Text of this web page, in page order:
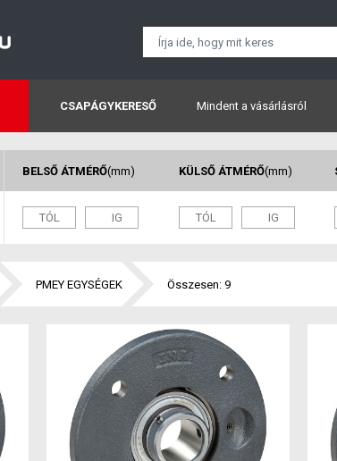
CSAPÁGYKERESŐ Mindent a vásárlásról
BELSŐ ÁTMÉRŐ(mm) KÜLSŐ ÁTMÉRŐ(mm)
PMEY EGYSÉGEK Összesen: 9